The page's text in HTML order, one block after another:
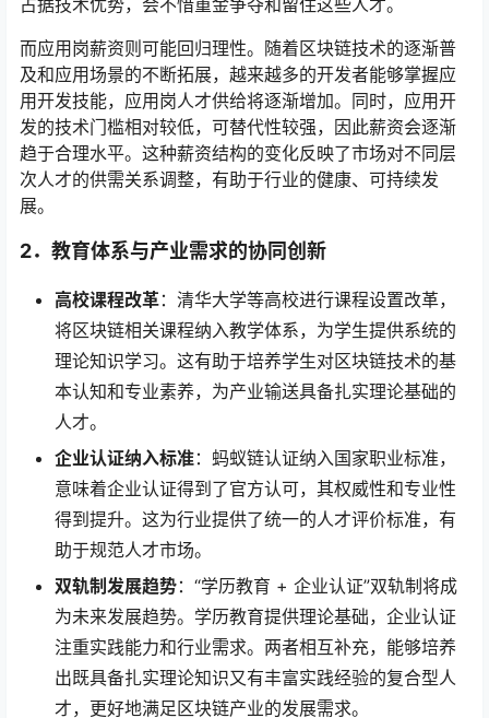
而应用岗薪资则可能回归理性。随着区块链技术的逐渐普
及和应用场景的不断拓展，越来越多的开发者能够掌握应
用开发技能，应用岗人才供给将逐渐增加。同时，应用开
发的技术门槛相对较低，可替代性较强，因此薪资会逐渐
趋于合理水平。这种薪资结构的变化反映了市场对不同层
次人才的供需关系调整，有助于行业的健康、可持续发
展。
2． 教育体系与产业需求的协同创新
高校课程改革：清华大学等高校进行课程设置改革，
将区块链相关课程纳入教学体系，为学生提供系统的
理论知识学习。这有助于培养学生对区块链技术的基
本认知和专业素养，为产业输送具备扎实理论基础的
人才。
企业认证纳入标准：蚂蚁链认证纳入国家职业标准，
意味着企业认证得到了官方认可，其权威性和专业性
得到提升。这为行业提供了统一的人才评价标准，有
助于规范人才市场。
双轨制发展趋势：“学历教育 + 企业认证”双轨制将成
为未来发展趋势。学历教育提供理论基础，企业认证
注重实践能力和行业需求。两者相互补充，能够培养
出既具备扎实理论知识又有丰富实践经验的复合型人
才，更好地满足区块链产业的发展需求。